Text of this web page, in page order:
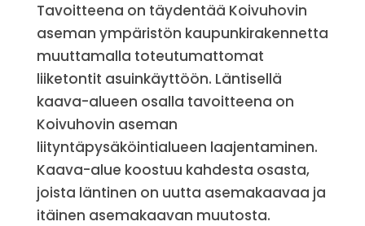
Tavoitteena on täydentää Koivuhovin
aseman ympäristön kaupunkirakennetta
muuttamalla toteutumattomat
liiketontit asuinkäyttöön. Läntisellä
kaava-alueen osalla tavoitteena on
Koivuhovin aseman
liityntäpysäköintialueen laajentaminen.
Kaava-alue koostuu kahdesta osasta,
joista läntinen on uutta asemakaavaa ja
itäinen asemakaavan muutosta.